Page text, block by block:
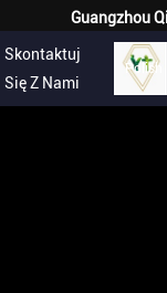
Skontaktuj
Się Z Nami
Polish